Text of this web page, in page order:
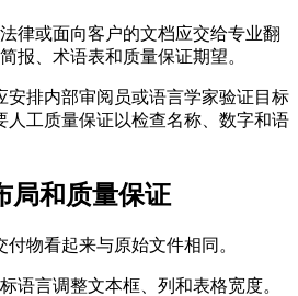
法律或面向客户的文档应交给专业翻
报、术语表和质量保证期望。
安排内部审阅员或语言学家验证目标
人工质量保证以检查名称、数字和语
和质量保证
物看起来与原始文件相同。
语言调整文本框、列和表格宽度。